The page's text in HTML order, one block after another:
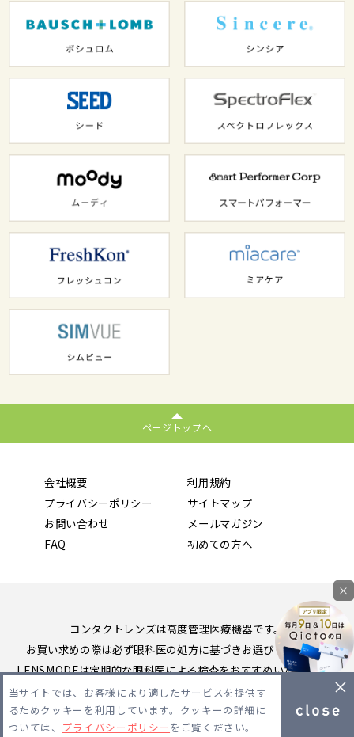
ページトップへ
会社概要
利用規約
プライバシーポリシー
サイトマップ
お問い合わせ
メールマガジン
FAQ
初めての方へ
コンタクトレンズは高度管理医療機器です。
お買い求めの際は必ず眼科医の処方に基づきお選びください。
LENSMODEは定期的な眼科医による検査をおすすめいたします。
Copyright 2026 LENSMODE PTE,LTD. All Rights Reserved.
当サイトでは、お客様により適したサービスを提供す
るためクッキーを利用しています。クッキーの詳細に
ついては、 プライバシーポリシー をご覧ください。
×